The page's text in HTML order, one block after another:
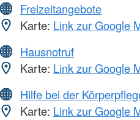
Freizeitangebote
Karte: Link zur Google
Hausnotruf
Karte: Link zur Google
Hilfe bei der
Karte: Link zur Google